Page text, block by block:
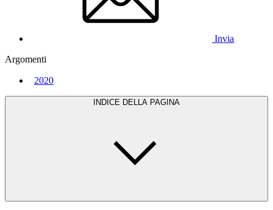
Invia
Argomenti
2020
INDICE DELLA PAGINA